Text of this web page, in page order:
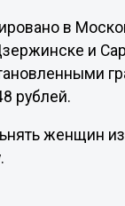
в
и
рублей.
женщин